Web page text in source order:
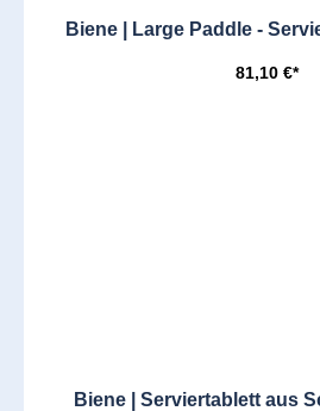
Biene | Large Paddle -
81,10 €*
Biene | Serviertablett aus